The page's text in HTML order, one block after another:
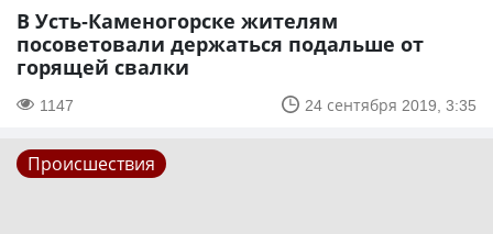
В Усть-Каменогорске жителям
посоветовали держаться подальше от
горящей свалки
1147 24 сентября 2019, 3:35
Происшествия